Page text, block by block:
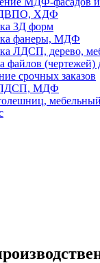
ДВПО, ХДФ
3Д форм
фанеры, МДФ
ЛДСП, дерево,
файлов (чертежей)
срочных заказов
ЛДСП, МДФ